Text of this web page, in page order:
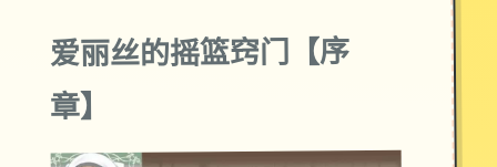
爱丽丝的摇篮窍门【序
章】